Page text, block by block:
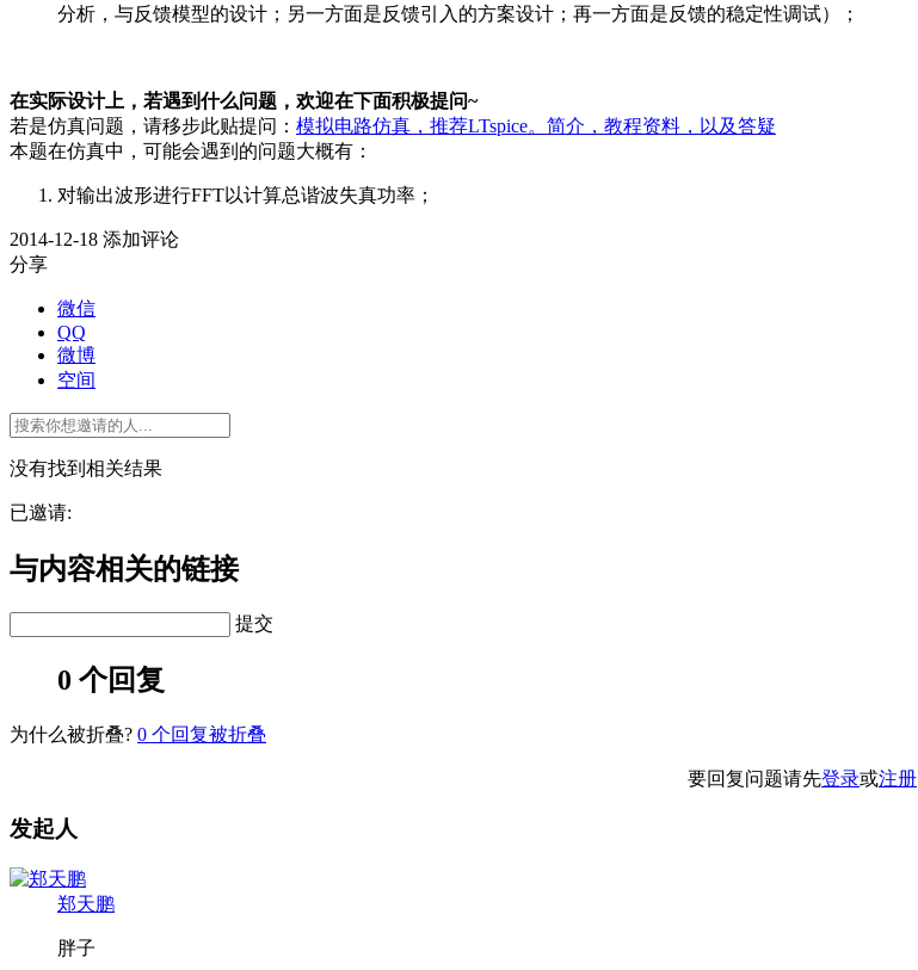
分析，与反馈模型的设计；另一方面是反馈引入的方案设计；再一方面是反馈的稳定性调试）；
在实际设计上，若遇到什么问题，欢迎在下面积极提问~
若是仿真问题，请移步此贴提问： 模拟电路仿真，推荐LTspice。简介，教程资料，以及答疑
本题在仿真中，可能会遇到的问题大概有：
对输出波形进行FFT以计算总谐波失真功率；
2014-12-18 添加评论
分享
微信
QQ
微博
空间
没有找到相关结果
已邀请:
与内容相关的链接
提交
0 个回复
为什么被折叠? 0 个回复被折叠
要回复问题请先登录或注册
发起人
郑天鹏
胖子